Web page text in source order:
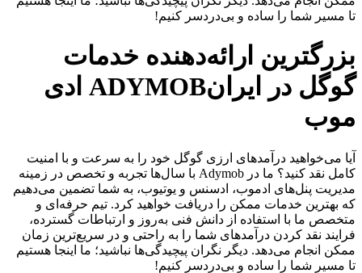
تا مسیر شما را ساده و بی‌دردسر کنیم!
بزرگترین ارائه‌دهنده خدمات
گوگل در ایران
ADYMOB ادی
موب
آیا می‌خواهید درآمدهای ارزی گوگل خود را به سرعت و با امنیت
کامل نقد کنید؟ ما در Adymob با سال‌ها تجربه و تخصص در زمینه
مدیریت پنل‌های ادموب، ادسنس و یوتیوب، به شما تضمین می‌دهیم
که بهترین خدمات ممکن را دریافت خواهید کرد. تیم حرفه‌ای و
متخصص ما با استفاده از دانش فنی به‌روز و ارتباطات گسترده،
فرایند نقد کردن درآمدهای شما را به راحتی و در سریع‌ترین زمان
ممکن انجام می‌دهد. دیگر نگران پیچیدگی‌ها نباشید؛ ما اینجا هستیم
تا مسیر شما را ساده و بی‌دردسر کنیم!